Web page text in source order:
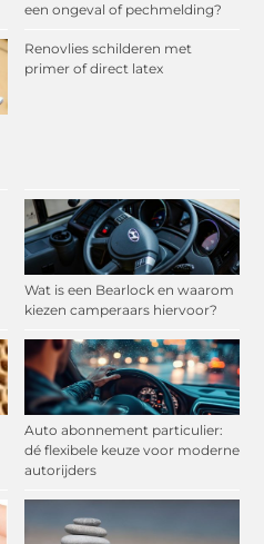
een ongeval of pechmelding?
Renovlies schilderen met
primer of direct latex
Wat is een Bearlock en waarom
kiezen camperaars hiervoor?
Auto abonnement particulier:
dé flexibele keuze voor moderne
autorijders